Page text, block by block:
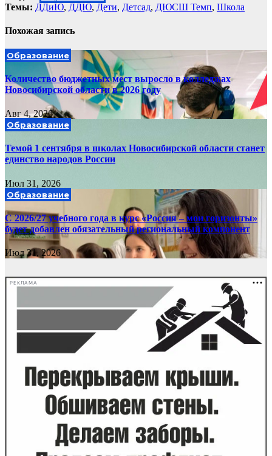
Темы: ДДиЮ, ДДЮ, Дети, Детсад, ДЮСШ Темп, Школа
Похожая запись
Образование
Количество бюджетных мест выросло в колледжах
Новосибирской области в 2026 году
Авг 4, 2026
Образование
Темой 1 сентября в школах Новосибирской области станет
единство народов России
Июл 31, 2026
Образование
С 2026/27 учебного года в курс «Россия – мои горизонты»
будет добавлен обязательный региональный компонент
Июл 31, 2026
РЕКЛАМА